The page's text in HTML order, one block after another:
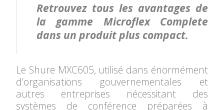
Retrouvez tous les avantages de
la gamme Microflex Complete
dans un produit plus compact.
Le Shure MXC605, utilisé dans énormément
d’organisations gouvernementales et
autres entreprises nécessitant des
systèmes de conférence préparées à